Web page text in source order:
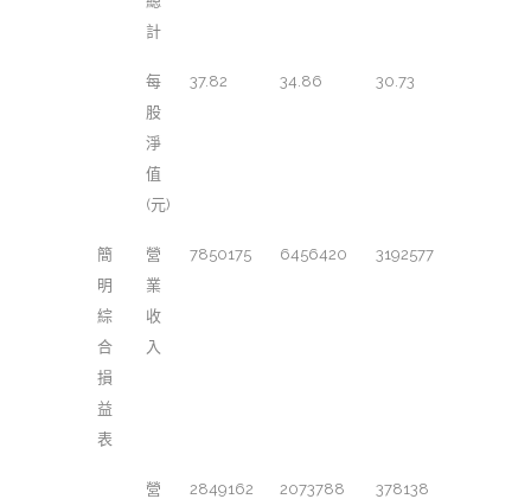
計
每
股
淨
值
(元)
37.82 34.86 30.73
簡
明
綜
合
損
益
表
營
業
收
入
7850175 6456420 3192577
營
2849162 2073788 378138